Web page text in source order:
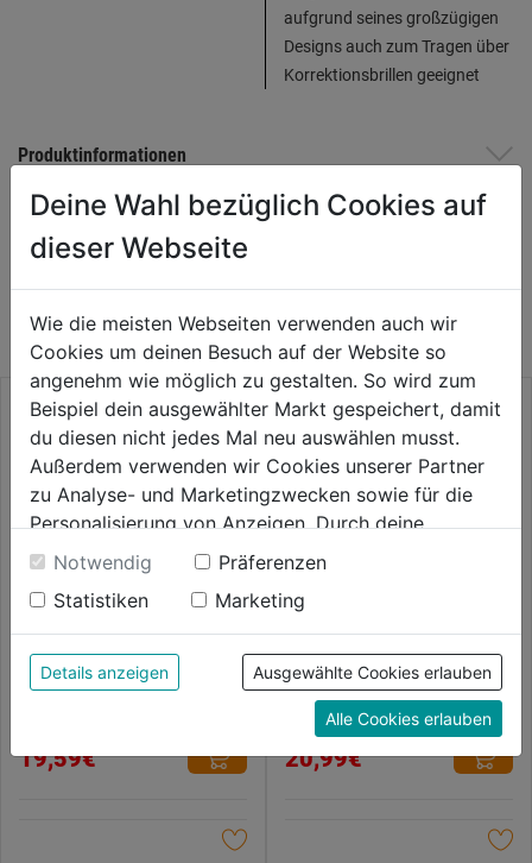
aufgrund seines großzügigen
Designs auch zum Tragen über
Korrektionsbrillen geeignet
Produktinformationen
WEITERE PRODUKTE AUS DIESER
KATEGORIE
Überbrille
von
19,59€
Schutzbrille Performance
0.0 (0)
von
20,99€
Deine Wahl bezüglich Cookies auf
dieser Webseite
Wie die meisten Webseiten verwenden auch wir
Cookies um deinen Besuch auf der Website so
angenehm wie möglich zu gestalten. So wird zum
Beispiel dein ausgewählter Markt gespeichert, damit
du diesen nicht jedes Mal neu auswählen musst.
Außerdem verwenden wir Cookies unserer Partner
zu Analyse- und Marketingzwecken sowie für die
Personalisierung von Anzeigen. Durch deine
Einwilligung werden die Daten von Drittanbieter,
unter anderem auch in den USA, verarbeitet.
Durch Klick auf "Alle Cookies erlauben" stimmst du
der Verwendung aller Cookies zu. Unter "Details
anzeigen" findest du alle Infos zu den
unterschiedlichen Cookies, unter "Cookies
Konfigurieren" kannst du auswählen, welche Cookies
du zulassen möchtest und welche nicht.
Weitere Informationen findest du in unserer
Notwendig
Präferenzen
Statistiken
Marketing
Details anzeigen Ausgewählte Cookies erlauben
Alle Cookies erlauben